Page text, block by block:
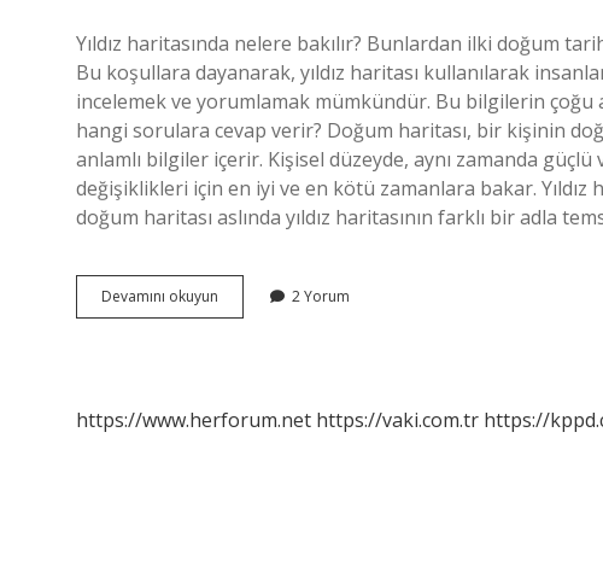
Yıldız haritasında nelere bakılır? Bunlardan ilki doğum
Bu koşullara dayanarak, yıldız haritası kullanılarak
incelemek ve yorumlamak mümkündür. Bu bilgilerin
hangi sorulara cevap verir? Doğum haritası, bir kişinin
anlamlı bilgiler içerir. Kişisel düzeyde, aynı zamanda
değişiklikleri için en iyi ve en kötü zamanlara bakar. Yıldız
doğum haritası aslında yıldız haritasının farklı bir adla
Devamını okuyun
Haritasında
2 Yorum
https://www.herforum.net https://vaki.com.tr https://